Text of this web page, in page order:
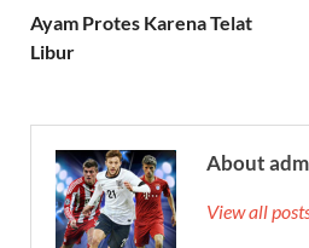
Ayam Protes Karena Telat
Libur
About
View all